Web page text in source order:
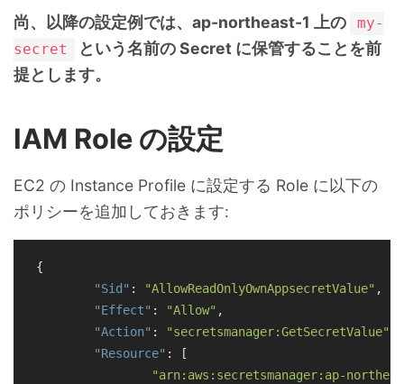
尚、以降の設定例では、ap-northeast-1 上の
my-
secret
という名前の Secret に保管することを前
提とします。
IAM Role の設定
EC2 の Instance Profile に設定する Role に以下の
ポリシーを追加しておきます:
{
"Sid" : "AllowReadOnlyOwnAppsecretValue" ,
"Effect" : "Allow" ,
"Action" : "secretsmanager:GetSecretValue"
"Resource" : [
"arn:aws:secretsmanager:ap-